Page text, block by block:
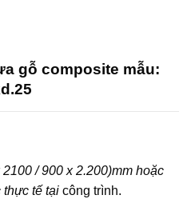
gỗ composite mẫu:
/ 900 x 2.200)mm hoặc
thực tế tại công trình.